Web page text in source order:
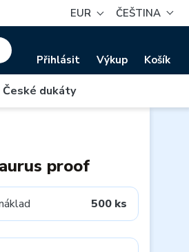
EUR ČEŠTINA
Přihlásit Výkup Košík
České dukáty
proof
500 ks